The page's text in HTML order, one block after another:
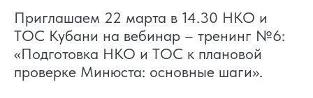
Приглашаем 22 марта в 14.30 НКО и
ТОС Кубани на вебинар – тренинг №6:
«Подготовка НКО и ТОС к плановой
проверке Минюста: основные шаги».